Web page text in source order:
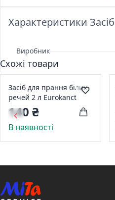
Характеристики
Виробник
Схожі товари
Засіб для прання білих
речей 2 л Eurokanct
140 ₴
В наявності